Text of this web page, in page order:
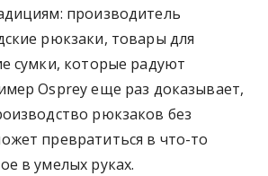
производитель
рюкзаки, товары для
сумки, которые радуют
Osprey еще раз доказывает,
рюкзаков без
превратиться в что-то
в умелых руках.